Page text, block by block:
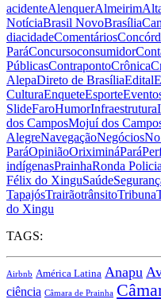
acidenteAlenquerAlmeirim
NotíciaBrasil NovoBrasília
diacidadeComentários
ParáConcursoconsumidor
PúblicasContrapontoCrônica
AlepaDireto de BrasíliaEdital
CulturaEnqueteEsporte
SlideFaroHumorInfraestrutura
dos CamposMojuí dos
AlegreNavegaçãoNegócios
ParáOpiniãoOriximináPará
indígenasPrainhaRonda
Félix do XinguSaúde
TapajósTrairãotrânsitoTribuna
do Xingu
TAGS:
Airbnb América Latina Anapu
ciência Câmara de Prainha